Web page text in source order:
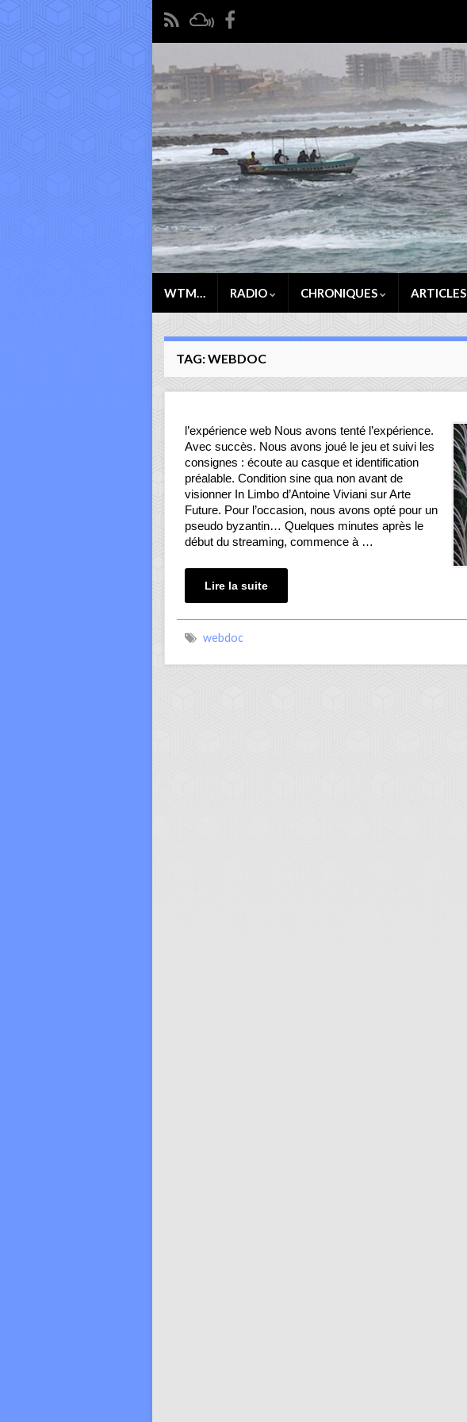
WTM… RADIO CHRONIQUES ARTICLES
TAG:WEBDOC
l’expérience web Nous avons tenté l’expérience.
Avec succès. Nous avons joué le jeu et suivi les
consignes : écoute au casque et identification
préalable. Condition sine qua non avant de
visionner In Limbo d’Antoine Viviani sur Arte
Future. Pour l’occasion, nous avons opté pour un
pseudo byzantin… Quelques minutes après le
début du streaming, commence à …
Lire la suite
webdoc